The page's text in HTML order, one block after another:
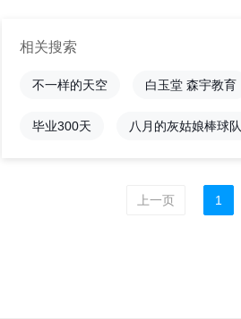
相关搜索
不一样的天空 白玉堂 森宇教育
毕业300天 八月的灰姑娘棒球队
上一页 1